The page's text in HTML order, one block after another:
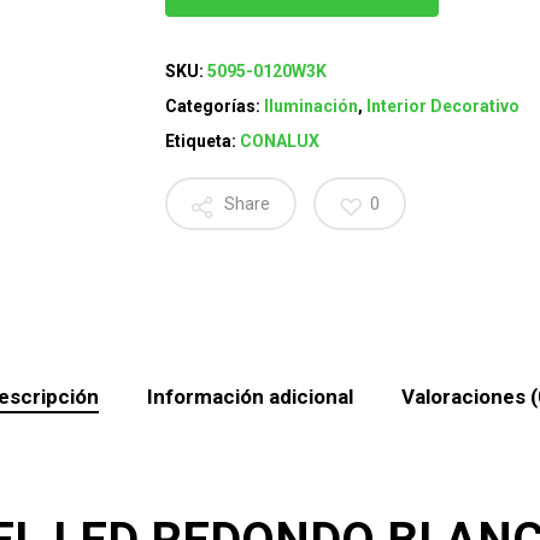
SKU: 5095-0120W3K
Categorías:
Iluminación, Interior Decorativo
Etiqueta: CONALUX
Share 0
Información adicional Valoraciones